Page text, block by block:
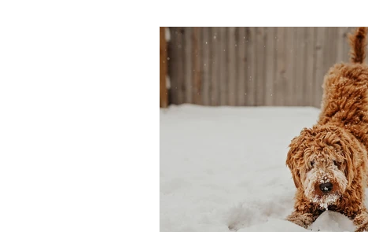
Oncologia Fisioterapia
Nutrição Exames
Técnica Cirúrgica